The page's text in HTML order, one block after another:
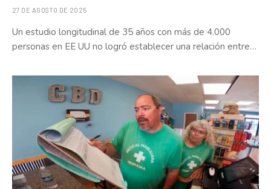
27 DE AGOSTO DE 2025
Un estudio longitudinal de 35 años con más de 4.000
personas en EE UU no logró establecer una relación entre…